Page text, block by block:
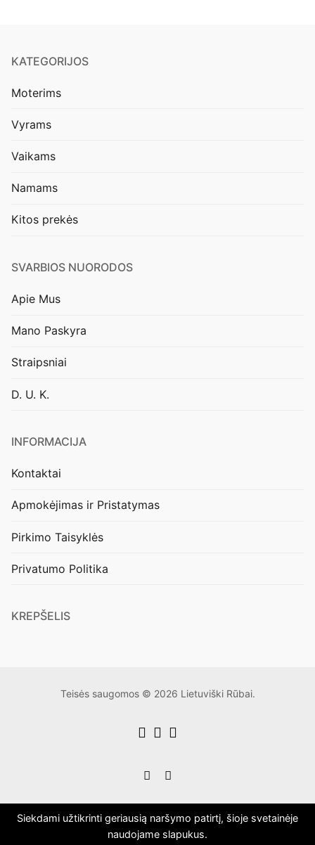
KATEGORIJOS
Moterims
Vyrams
Vaikams
Namams
Kitos prekės
SVARBIOS NUORODOS
Apie Mus
Mano Paskyra
Straipsniai
D. U. K.
INFORMACIJA
Kontaktai
Apmokėjimas ir Pristatymas
Pirkimo Taisyklės
Privatumo Politika
KREPŠELIS
Teisės saugomos © 2026 Lietuviški Rūbai.
Siekdami užtikrinti geriausią naršymo patirtį, šioje svetainėje
naudojame slapukus.